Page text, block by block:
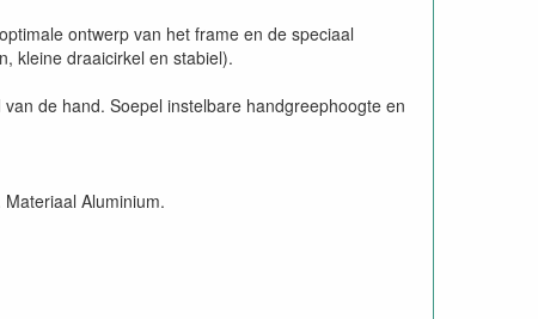
ontwerp van het frame en de speciaal
kleine draaicirkel en stabiel).
de hand. Soepel instelbare handgreephoogte en
Aluminium.